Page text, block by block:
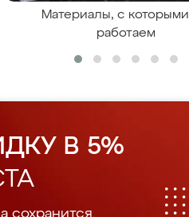
Материалы, с
работаем
В 5%
сохранится.